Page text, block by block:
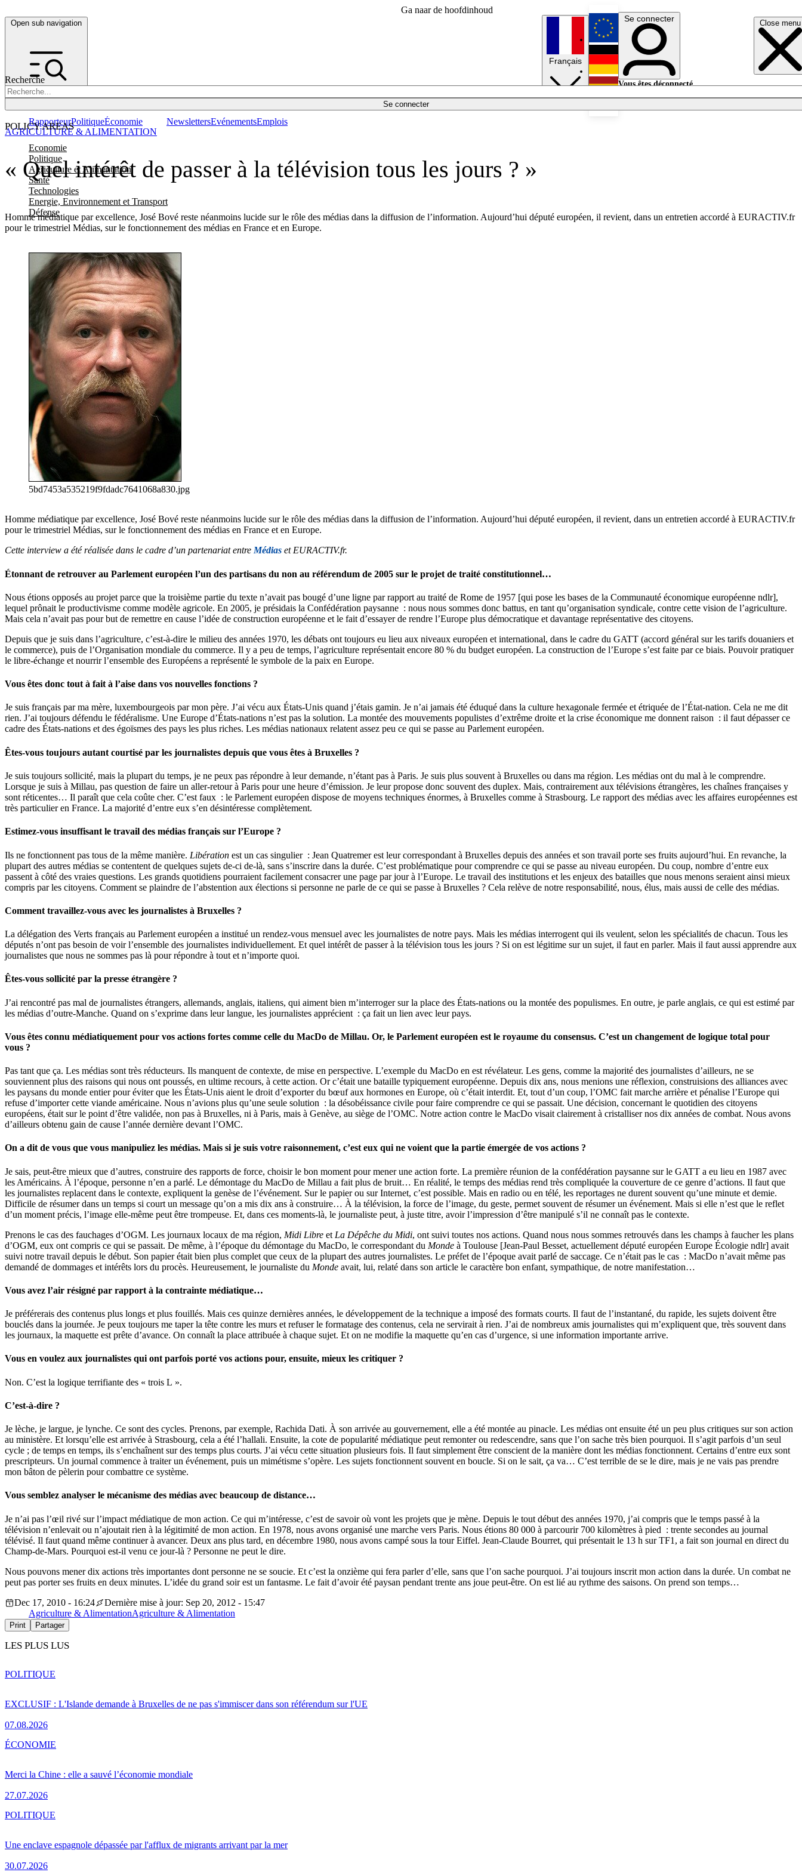
Ga naar de hoofdinhoud
Open sub navigation Close menu
Recherche
Se connecter
POLICY AREAS
Economie
Politique
Agriculture et Alimentation
Santé
Technologies
Energie, Environnement et Transport
Défense
RapporteurPolitiqueÉconomie NewslettersEvénementsEmplois
Français
English
Deutsch
Se connecter
Vous êtes déconnecté.
« Quel intérêt de passer à la télévision tous les jours ? »
Homme médiatique par excellence, José Bové reste néanmoins lucide sur le rôle des médias dans la diffusion de l’information. Aujourd’hui député européen, il revient, dans un entretien accordé à EURACTIV.fr
pour le trimestriel Médias, sur le fonctionnement des médias en France et en Europe.
AGRICULTURE & ALIMENTATION
5bd7453a535219f9fdadc7641068a830.jpg
Homme médiatique par excellence, José Bové reste néanmoins lucide sur le rôle des médias dans la diffusion de l’information. Aujourd’hui député européen, il revient, dans un entretien accordé à EURACTIV.fr
pour le trimestriel Médias, sur le fonctionnement des médias en France et en Europe.
Cette interview a été réalisée dans le cadre d’un partenariat entre Médias et EURACTIV.fr.
Étonnant de retrouver au Parlement européen l’un des partisans du non au référendum de 2005 sur le projet de traité constitutionnel…
Nous étions opposés au projet parce que la troisième partie du texte n’avait pas bougé d’une ligne par rapport au traité de Rome de 1957 [qui pose les bases de la Communauté économique européenne ndlr],
lequel prônait le productivisme comme modèle agricole. En 2005, je présidais la Confédération paysanne : nous nous sommes donc battus, en tant qu’organisation syndicale, contre cette vision de l’agriculture.
Mais cela n’avait pas pour but de remettre en cause l’idée de construction européenne et le fait d’essayer de rendre l’Europe plus démocratique et davantage représentative des citoyens.
Depuis que je suis dans l’agriculture, c’est-à-dire le milieu des années 1970, les débats ont toujours eu lieu aux niveaux européen et international, dans le cadre du GATT (accord général sur les tarifs douaniers et
le commerce), puis de l’Organisation mondiale du commerce. Il y a peu de temps, l’agriculture représentait encore 80 % du budget européen. La construction de l’Europe s’est faite par ce biais. Pouvoir pratiquer
le libre-échange et nourrir l’ensemble des Européens a représenté le symbole de la paix en Europe.
Vous êtes donc tout à fait à l’aise dans vos nouvelles fonctions ?
Je suis français par ma mère, luxembourgeois par mon père. J’ai vécu aux États-Unis quand j’étais gamin. Je n’ai jamais été éduqué dans la culture hexagonale fermée et étriquée de l’État-nation. Cela ne me dit
rien. J’ai toujours défendu le fédéralisme. Une Europe d’États-nations n’est pas la solution. La montée des mouvements populistes d’extrême droite et la crise économique me donnent raison : il faut dépasser ce
cadre des États-nations et des égoïsmes des pays les plus riches. Les médias nationaux relatent assez peu ce qui se passe au Parlement européen.
Êtes-vous toujours autant courtisé par les journalistes depuis que vous êtes à Bruxelles ?
Je suis toujours sollicité, mais la plupart du temps, je ne peux pas répondre à leur demande, n’étant pas à Paris. Je suis plus souvent à Bruxelles ou dans ma région. Les médias ont du mal à le comprendre.
Lorsque je suis à Millau, pas question de faire un aller-retour à Paris pour une heure d’émission. Je leur propose donc souvent des duplex. Mais, contrairement aux télévisions étrangères, les chaînes françaises y
sont réticentes… Il paraît que cela coûte cher. C’est faux : le Parlement européen dispose de moyens techniques énormes, à Bruxelles comme à Strasbourg. Le rapport des médias avec les affaires européennes est
très particulier en France. La majorité d’entre eux s’en désintéresse complètement.
Estimez-vous insuffisant le travail des médias français sur l’Europe ?
Ils ne fonctionnent pas tous de la même manière. Libération est un cas singulier : Jean Quatremer est leur correspondant à Bruxelles depuis des années et son travail porte ses fruits aujourd’hui. En revanche, la
plupart des autres médias se contentent de quelques sujets de-ci de-là, sans s’inscrire dans la durée. C’est problématique pour comprendre ce qui se passe au niveau européen. Du coup, nombre d’entre eux
passent à côté des vraies questions. Les grands quotidiens pourraient facilement consacrer une page par jour à l’Europe. Le travail des institutions et les enjeux des batailles que nous menons seraient ainsi mieux
compris par les citoyens. Comment se plaindre de l’abstention aux élections si personne ne parle de ce qui se passe à Bruxelles ? Cela relève de notre responsabilité, nous, élus, mais aussi de celle des médias.
Comment travaillez-vous avec les journalistes à Bruxelles ?
La délégation des Verts français au Parlement européen a institué un rendez-vous mensuel avec les journalistes de notre pays. Mais les médias interrogent qui ils veulent, selon les spécialités de chacun. Tous les
députés n’ont pas besoin de voir l’ensemble des journalistes individuellement. Et quel intérêt de passer à la télévision tous les jours ? Si on est légitime sur un sujet, il faut en parler. Mais il faut aussi apprendre aux
journalistes que nous ne sommes pas là pour répondre à tout et n’importe quoi.
Êtes-vous sollicité par la presse étrangère ?
J’ai rencontré pas mal de journalistes étrangers, allemands, anglais, italiens, qui aiment bien m’interroger sur la place des États-nations ou la montée des populismes. En outre, je parle anglais, ce qui est estimé par
les médias d’outre-Manche. Quand on s’exprime dans leur langue, les journalistes apprécient : ça fait un lien avec leur pays.
Vous êtes connu médiatiquement pour vos actions fortes comme celle du MacDo de Millau. Or, le Parlement européen est le royaume du consensus. C’est un changement de logique total pour
vous ?
Pas tant que ça. Les médias sont très réducteurs. Ils manquent de contexte, de mise en perspective. L’exemple du MacDo en est révélateur. Les gens, comme la majorité des journalistes d’ailleurs, ne se
souviennent plus des raisons qui nous ont poussés, en ultime recours, à cette action. Or c’était une bataille typiquement européenne. Depuis dix ans, nous menions une réflexion, construisions des alliances avec
les paysans du monde entier pour éviter que les États-Unis aient le droit d’exporter du bœuf aux hormones en Europe, où c’était interdit. Et, tout d’un coup, l’OMC fait marche arrière et pénalise l’Europe qui
refuse d’importer cette viande américaine. Nous n’avions plus qu’une seule solution : la désobéissance civile pour faire comprendre ce qui se passait. Une décision, concernant le quotidien des citoyens
européens, était sur le point d’être validée, non pas à Bruxelles, ni à Paris, mais à Genève, au siège de l’OMC. Notre action contre le MacDo visait clairement à cristalliser nos dix années de combat. Nous avons
d’ailleurs obtenu gain de cause l’année dernière devant l’OMC.
On a dit de vous que vous manipuliez les médias. Mais si je suis votre raisonnement, c’est eux qui ne voient que la partie émergée de vos actions ?
Je sais, peut-être mieux que d’autres, construire des rapports de force, choisir le bon moment pour mener une action forte. La première réunion de la confédération paysanne sur le GATT a eu lieu en 1987 avec
les Américains. À l’époque, personne n’en a parlé. Le démontage du MacDo de Millau a fait plus de bruit… En réalité, le temps des médias rend très compliquée la couverture de ce genre d’actions. Il faut que
les journalistes replacent dans le contexte, expliquent la genèse de l’événement. Sur le papier ou sur Internet, c’est possible. Mais en radio ou en télé, les reportages ne durent souvent qu’une minute et demie.
Difficile de résumer dans un temps si court un message qu’on a mis dix ans à construire… À la télévision, la force de l’image, du geste, permet souvent de résumer un événement. Mais si elle n’est que le reflet
d’un moment précis, l’image elle-même peut être trompeuse. Et, dans ces moments-là, le journaliste peut, à juste titre, avoir l’impression d’être manipulé s’il ne connaît pas le contexte.
Prenons le cas des fauchages d’OGM. Les journaux locaux de ma région, Midi Libre et La Dépêche du Midi, ont suivi toutes nos actions. Quand nous nous sommes retrouvés dans les champs à faucher les plans
d’OGM, eux ont compris ce qui se passait. De même, à l’époque du démontage du MacDo, le correspondant du Monde à Toulouse [Jean-Paul Besset, actuellement député européen Europe Écologie ndlr] avait
suivi notre travail depuis le début. Son papier était bien plus complet que ceux de la plupart des autres journalistes. Le préfet de l’époque avait parlé de saccage. Ce n’était pas le cas : MacDo n’avait même pas
demandé de dommages et intérêts lors du procès. Heureusement, le journaliste du Monde avait, lui, relaté dans son article le caractère bon enfant, sympathique, de notre manifestation…
Vous avez l’air résigné par rapport à la contrainte médiatique…
Je préférerais des contenus plus longs et plus fouillés. Mais ces quinze dernières années, le développement de la technique a imposé des formats courts. Il faut de l’instantané, du rapide, les sujets doivent être
bouclés dans la journée. Je peux toujours me taper la tête contre les murs et refuser le formatage des contenus, cela ne servirait à rien. J’ai de nombreux amis journalistes qui m’expliquent que, très souvent dans
les journaux, la maquette est prête d’avance. On connaît la place attribuée à chaque sujet. Et on ne modifie la maquette qu’en cas d’urgence, si une information importante arrive.
Vous en voulez aux journalistes qui ont parfois porté vos actions pour, ensuite, mieux les critiquer ?
Non. C’est la logique terrifiante des « trois L ».
C’est-à-dire ?
Je lèche, je largue, je lynche. Ce sont des cycles. Prenons, par exemple, Rachida Dati. À son arrivée au gouvernement, elle a été montée au pinacle. Les médias ont ensuite été un peu plus critiques sur son action
au ministère. Et lorsqu’elle est arrivée à Strasbourg, cela a été l’hallali. Ensuite, la cote de popularité médiatique peut remonter ou redescendre, sans que l’on sache très bien pourquoi. Il s’agit parfois d’un seul
cycle ; de temps en temps, ils s’enchaînent sur des temps plus courts. J’ai vécu cette situation plusieurs fois. Il faut simplement être conscient de la manière dont les médias fonctionnent. Certains d’entre eux sont
prescripteurs. Un journal commence à traiter un événement, puis un mimétisme s’opère. Les sujets fonctionnent souvent en boucle. Si on le sait, ça va… C’est terrible de se le dire, mais je ne vais pas prendre
mon bâton de pèlerin pour combattre ce système.
Vous semblez analyser le mécanisme des médias avec beaucoup de distance…
Je n’ai pas l’œil rivé sur l’impact médiatique de mon action. Ce qui m’intéresse, c’est de savoir où vont les projets que je mène. Depuis le tout début des années 1970, j’ai compris que le temps passé à la
télévision n’enlevait ou n’ajoutait rien à la légitimité de mon action. En 1978, nous avons organisé une marche vers Paris. Nous étions 80 000 à parcourir 700 kilomètres à pied : trente secondes au journal
télévisé. Il faut quand même continuer à avancer. Deux ans plus tard, en décembre 1980, nous avons campé sous la tour Eiffel. Jean-Claude Bourret, qui présentait le 13 h sur TF1, a fait son journal en direct du
Champ-de-Mars. Pourquoi est-il venu ce jour-là ? Personne ne peut le dire.
Nous pouvons mener dix actions très importantes dont personne ne se soucie. Et c’est la onzième qui fera parler d’elle, sans que l’on sache pourquoi. J’ai toujours inscrit mon action dans la durée. Un combat ne
peut pas porter ses fruits en deux minutes. L’idée du grand soir est un fantasme. Le fait d’avoir été paysan pendant trente ans joue peut-être. On est lié au rythme des saisons. On prend son temps…
Dec 17, 2010 - 16:24
Dernière mise à jour: Sep 20, 2012 - 15:47
Agriculture & AlimentationAgriculture & Alimentation
Print Partager
LES PLUS LUS
EXCLUSIF : L'Islande demande à Bruxelles de ne pas s'immiscer dans son référendum sur l'UE
07.08.2026
POLITIQUE
Merci la Chine : elle a sauvé l’économie mondiale
27.07.2026
ÉCONOMIE
Une enclave espagnole dépassée par l'afflux de migrants arrivant par la mer
30.07.2026
POLITIQUE